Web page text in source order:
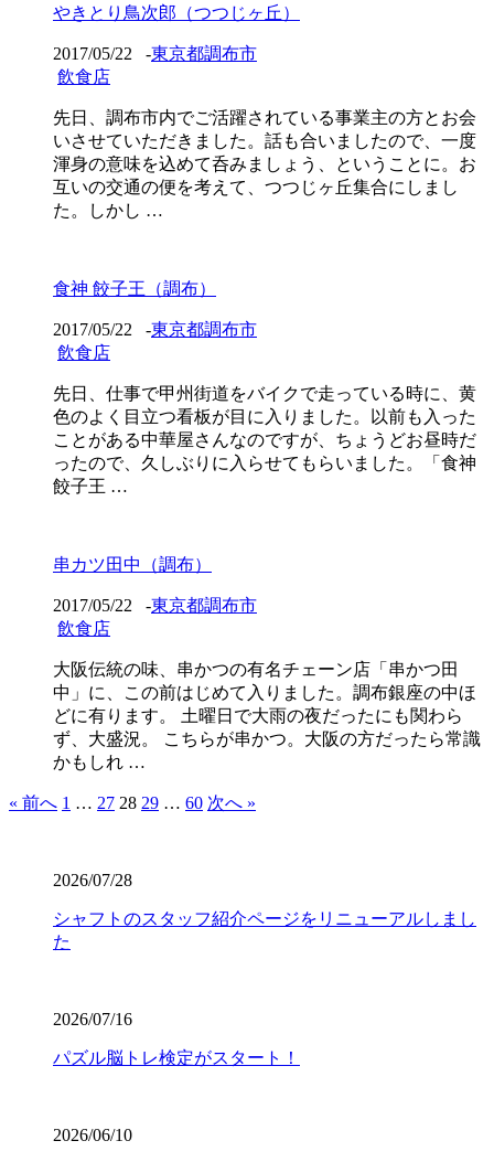
やきとり鳥次郎（つつじヶ丘）
2017/05/22 -東京都調布市
飲食店
先日、調布市内でご活躍されている事業主の方とお会
いさせていただきました。話も合いましたので、一度
渾身の意味を込めて呑みましょう、ということに。お
互いの交通の便を考えて、つつじヶ丘集合にしまし
た。しかし …
食神 餃子王（調布）
2017/05/22 -東京都調布市
飲食店
先日、仕事で甲州街道をバイクで走っている時に、黄
色のよく目立つ看板が目に入りました。以前も入った
ことがある中華屋さんなのですが、ちょうどお昼時だ
ったので、久しぶりに入らせてもらいました。「食神
餃子王 …
串カツ田中（調布）
2017/05/22 -東京都調布市
飲食店
大阪伝統の味、串かつの有名チェーン店「串かつ田
中」に、この前はじめて入りました。調布銀座の中ほ
どに有ります。 土曜日で大雨の夜だったにも関わら
ず、大盛況。 こちらが串かつ。大阪の方だったら常識
かもしれ …
« 前へ 1 … 27 28 29 … 60 次へ »
2026/07/28
シャフトのスタッフ紹介ページをリニューアルしまし
た
2026/07/16
パズル脳トレ検定がスタート！
2026/06/10